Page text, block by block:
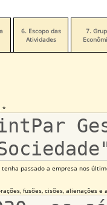
6. Escopo das
Atividades
7.
*
passado a empresa nos
fusões, cisões, alienações